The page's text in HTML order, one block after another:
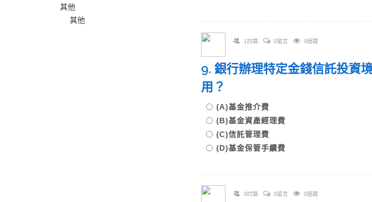
其他
其他
1討論 0留言 0追蹤
9. 銀行辦理特定金錢信託投資
用？
(A)基金推介費
(B)基金資產經理費
(C)信託管理費
(D)基金保管手續費
0討論 0留言 0追蹤